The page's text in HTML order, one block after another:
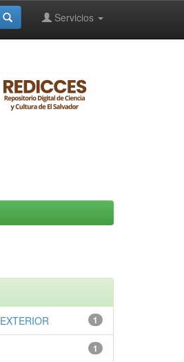
Servicios
1
1